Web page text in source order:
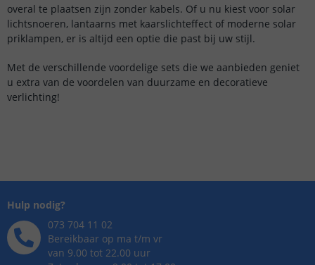
overal te plaatsen zijn zonder kabels. Of u nu kiest voor solar
lichtsnoeren, lantaarns met kaarslichteffect of moderne solar
priklampen, er is altijd een optie die past bij uw stijl.
Met de verschillende voordelige sets die we aanbieden geniet
u extra van de voordelen van duurzame en decoratieve
verlichting!
Hulp nodig?
073 704 11 02
Bereikbaar op ma t/m vr
van 9.00 tot 22.00 uur